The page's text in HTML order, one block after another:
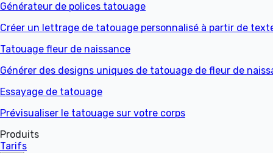
Générateur de polices tatouage
Créer un lettrage de tatouage personnalisé à partir de
Tatouage fleur de naissance
Générer des designs uniques de tatouage de fleur de
Essayage de tatouage
Prévisualiser le tatouage sur votre corps
Produits
Tarifs